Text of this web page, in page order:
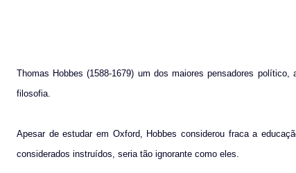
Thomas Hobbes (1588-1679) um dos maiores pensadores
filosofia.
Apesar de estudar em Oxford, Hobbes considerou fraca a
considerados instruídos, seria tão ignorante como eles.